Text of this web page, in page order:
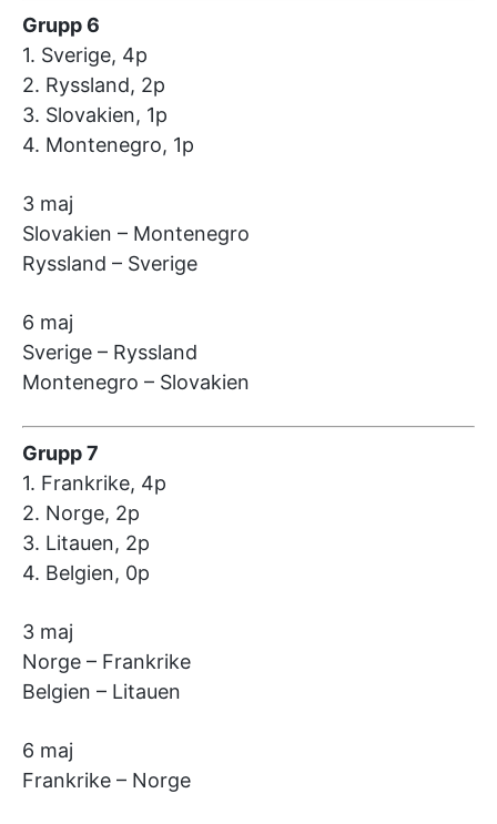
Grupp 6
1. Sverige, 4p
2. Ryssland, 2p
3. Slovakien, 1p
4. Montenegro, 1p
3 maj
Slovakien – Montenegro
Ryssland – Sverige
6 maj
Sverige – Ryssland
Montenegro – Slovakien
Grupp 7
1. Frankrike, 4p
2. Norge, 2p
3. Litauen, 2p
4. Belgien, 0p
3 maj
Norge – Frankrike
Belgien – Litauen
6 maj
Frankrike – Norge